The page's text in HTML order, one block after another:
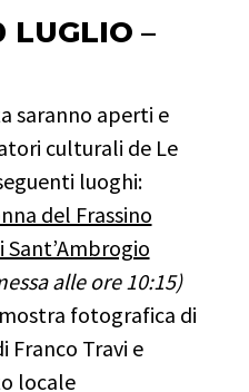
LUGLIO –
saranno aperti e
culturali de Le
luoghi:
del Frassino
Sant’Ambrogio
alle ore 10:15)
fotografica di
Franco Travi e
locale